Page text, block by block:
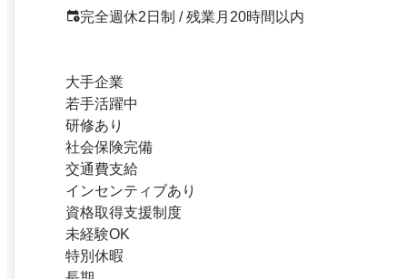
完全週休2日制 / 残業月20時間以内
大手企業
若手活躍中
研修あり
社会保険完備
交通費支給
インセンティブあり
資格取得支援制度
未経験OK
特別休暇